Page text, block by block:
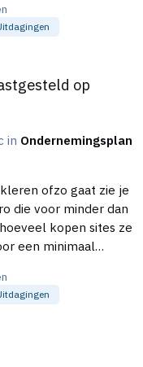
op staat en dan 5x
betaalt de
op
in Ondernemingsplan
ofzo gaat zie je
die voor minder dan
een minimaal
verkoopprijs en
maken (Edit: